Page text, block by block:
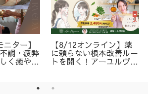
ター】
調・疲弊
く癒やす
【8/12オンライン】薬
に頼らない根本改善ルー
トを開く！アーユルヴェ
付き）